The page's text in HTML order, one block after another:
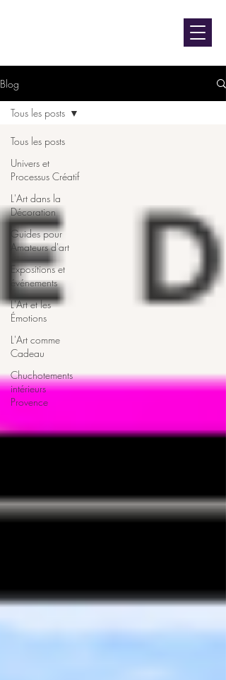
Blog
Tous les posts
Univers et
Processus Créatif
L'Art dans la
Décoration
Guides pour
Amateurs d'art
Expositions et
événements
L'Art et les
Émotions
L'Art comme
Cadeau
Chuchotements
intérieurs
Provence
Tous les posts